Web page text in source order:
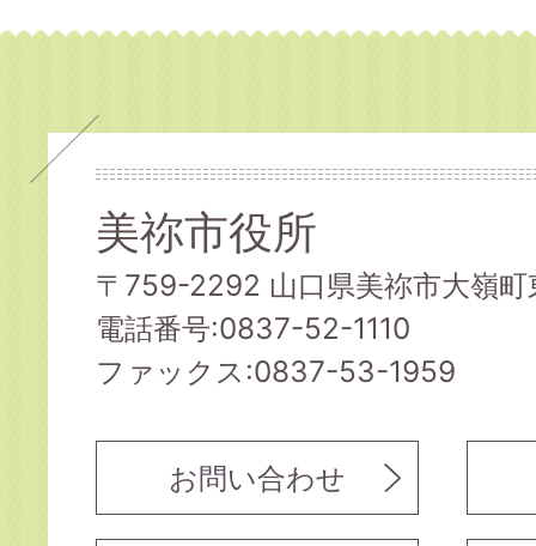
美祢市役所
〒759-2292 山口県美祢市大嶺
電話番号:0837-52-1110
ファックス:0837-53-1959
お問い合わせ